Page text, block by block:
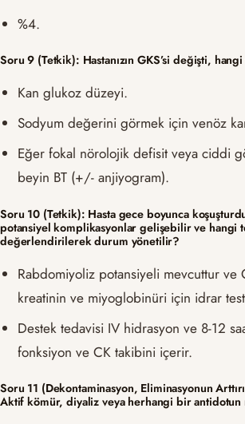
%4.
Soru 9 (Tetkik): Hastanızın GKS’si değişti,
Kan glukoz düzeyi.
Sodyum değerini görmek için venöz
Eğer fokal nörolojik defisit veya ciddi
beyin BT (+/- anjiyogram).
Soru 10 (Tetkik): Hasta gece boyunca
potansiyel komplikasyonlar gelişebilir ve hangi
değerlendirilerek durum yönetilir?
Rabdomiyoliz potansiyeli mevcuttur ve
kreatinin ve miyoglobinüri için idrar
Destek tedavisi IV hidrasyon ve 8-12
fonksiyon ve CK takibini içerir.
Soru 11 (Dekontaminasyon, Eliminasyonun
Aktif kömür, diyaliz veya herhangi bir antidotun